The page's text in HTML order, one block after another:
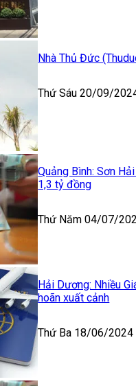
Nhà Thủ Đức
Thứ Sáu 20/09/
Quảng Bình: Sơn
1,3 tỷ đồng
Thứ Năm 04/07/
Hải Dương: Nhiều
hoãn xuất cảnh
Thứ Ba 18/06/2024